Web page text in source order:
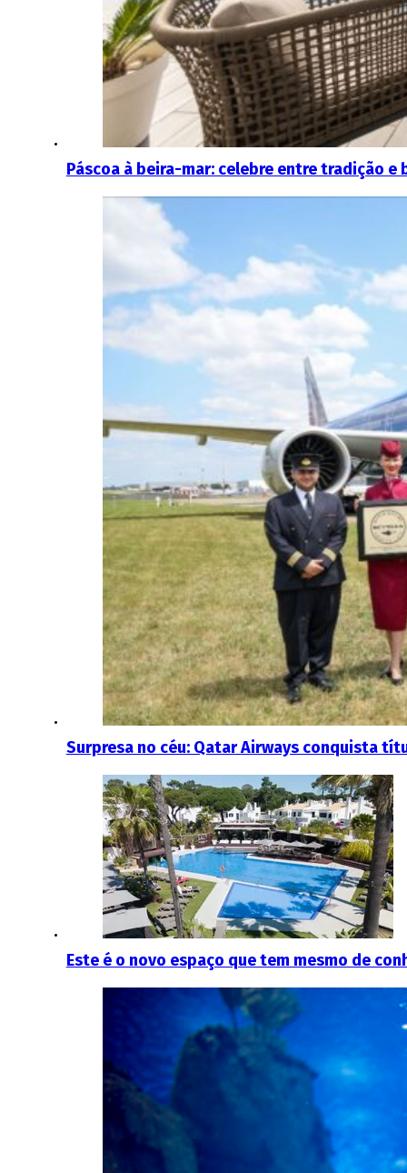
Páscoa à beira-mar: celebre entre tradição
Surpresa no céu: Qatar Airways conquista
Este é o novo espaço que tem mesmo de